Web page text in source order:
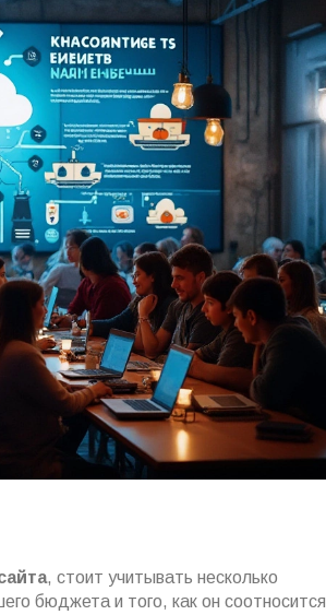
, стоит учитывать несколько
бюджета и того, как он соотносится